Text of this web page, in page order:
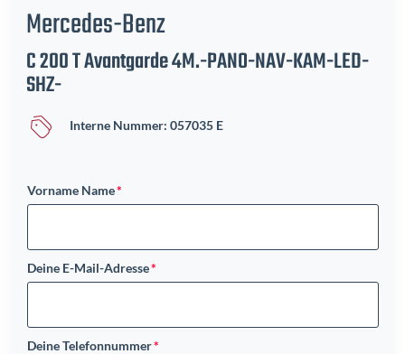
Mercedes-Benz
C 200 T Avantgarde 4M.-PANO-NAV-KAM-LED-
SHZ-
Interne Nummer: 057035 E
Vorname Name
Deine E-Mail-Adresse
Deine Telefonnummer